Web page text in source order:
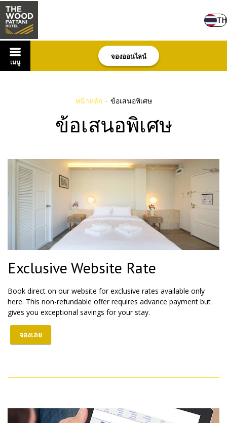
TH
เมนู
จองออนไลน์
หน้าหลัก – ข้อเสนอพิเศษ
ข้อเสนอพิเศษ
Exclusive Website Rate
Book direct on our website for exclusive rates available only
here. This non-refundable offer requires advance payment but
gives you exceptional savings for your stay.
จองเลย